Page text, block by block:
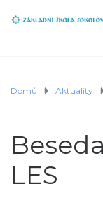
Domů Aktuality
LES